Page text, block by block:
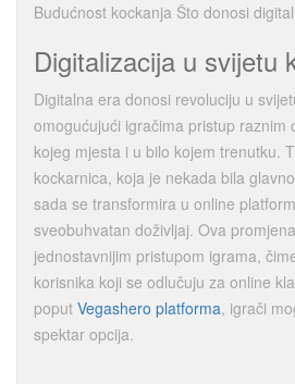
Budućnost kockanja Što donosi
Digitalizacija u svijetu
Digitalna era donosi revoluciju u
omogućujući igračima pristup raznim
kojeg mjesta i u bilo kojem trenutku.
kockarnica, koja je nekada bila
sada se transformira u online
sveobuhvatan doživljaj. Ova
jednostavnijim pristupom igrama,
korisnika koji se odlučuju za online
poput Vegashero platforma, igrači
spektar opcija.